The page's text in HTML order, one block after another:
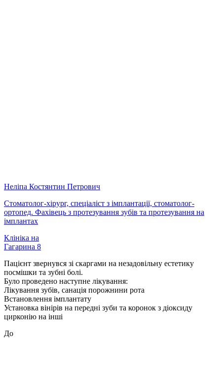
Неліпа Костянтин Петрович
Стоматолог-хірург, спеціаліст з імплантації, стоматолог-
ортопед. Фахівець з протезування зубів та протезування на
імплантах
Клініка на
Гагарина 8
Пацієнт звернувся зі скаргами на незадовільну естетику
посмішки та зубні болі.
Було проведено наступне лікування:
Лікування зубів, санація порожнини рота
Встановлення імплантату
Установка вінірів на передні зуби та коронок з діоксиду
цирконію на інші
До